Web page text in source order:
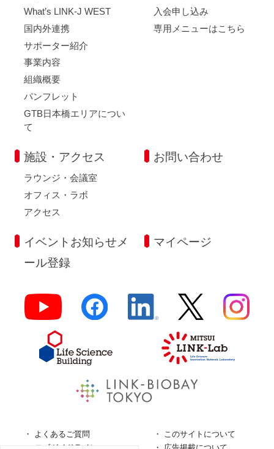
What’s LINK-J WEST
国内外連携
サポーター紹介
事業内容
組織概要
パンフレット
GTB日本橋エリアについ
て
入会申し込み
専用メニューはこちら
施設・アクセス
ラウンジ・会議室
オフィス・ラボ
アクセス
お問い合わせ
イベントお知らせメ
ール登録
マイページ
よくあるご質問
このサイトについて